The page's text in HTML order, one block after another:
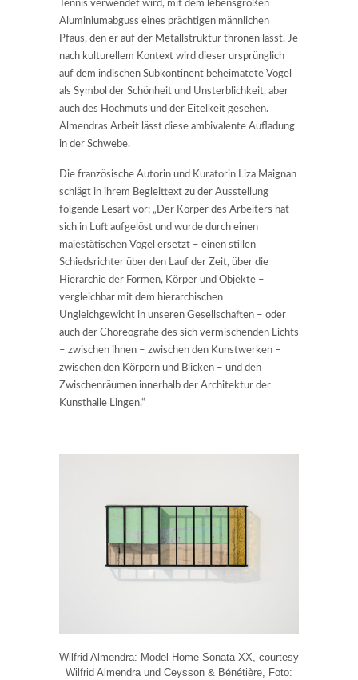
Tennis verwendet wird, mit dem lebensgroßen
Aluminiumabguss eines prächtigen männlichen
Pfaus, den er auf der Metallstruktur thronen lässt. Je
nach kulturellem Kontext wird dieser ursprünglich
auf dem indischen Subkontinent beheimatete Vogel
als Symbol der Schönheit und Unsterblichkeit, aber
auch des Hochmuts und der Eitelkeit gesehen.
Almendras Arbeit lässt diese ambivalente Aufladung
in der Schwebe.
Die französische Autorin und Kuratorin Liza Maignan
schlägt in ihrem Begleittext zu der Ausstellung
folgende Lesart vor: „Der Körper des Arbeiters hat
sich in Luft aufgelöst und wurde durch einen
majestätischen Vogel ersetzt – einen stillen
Schiedsrichter über den Lauf der Zeit, über die
Hierarchie der Formen, Körper und Objekte –
vergleichbar mit dem hierarchischen
Ungleichgewicht in unseren Gesellschaften – oder
auch der Choreografie des sich vermischenden Lichts
– zwischen ihnen – zwischen den Kunstwerken –
zwischen den Körpern und Blicken – und den
Zwischenräumen innerhalb der Architektur der
Kunsthalle Lingen.“
Wilfrid Almendra: Model Home Sonata XX, courtesy
Wilfrid Almendra und Ceysson & Bénétière, Foto: